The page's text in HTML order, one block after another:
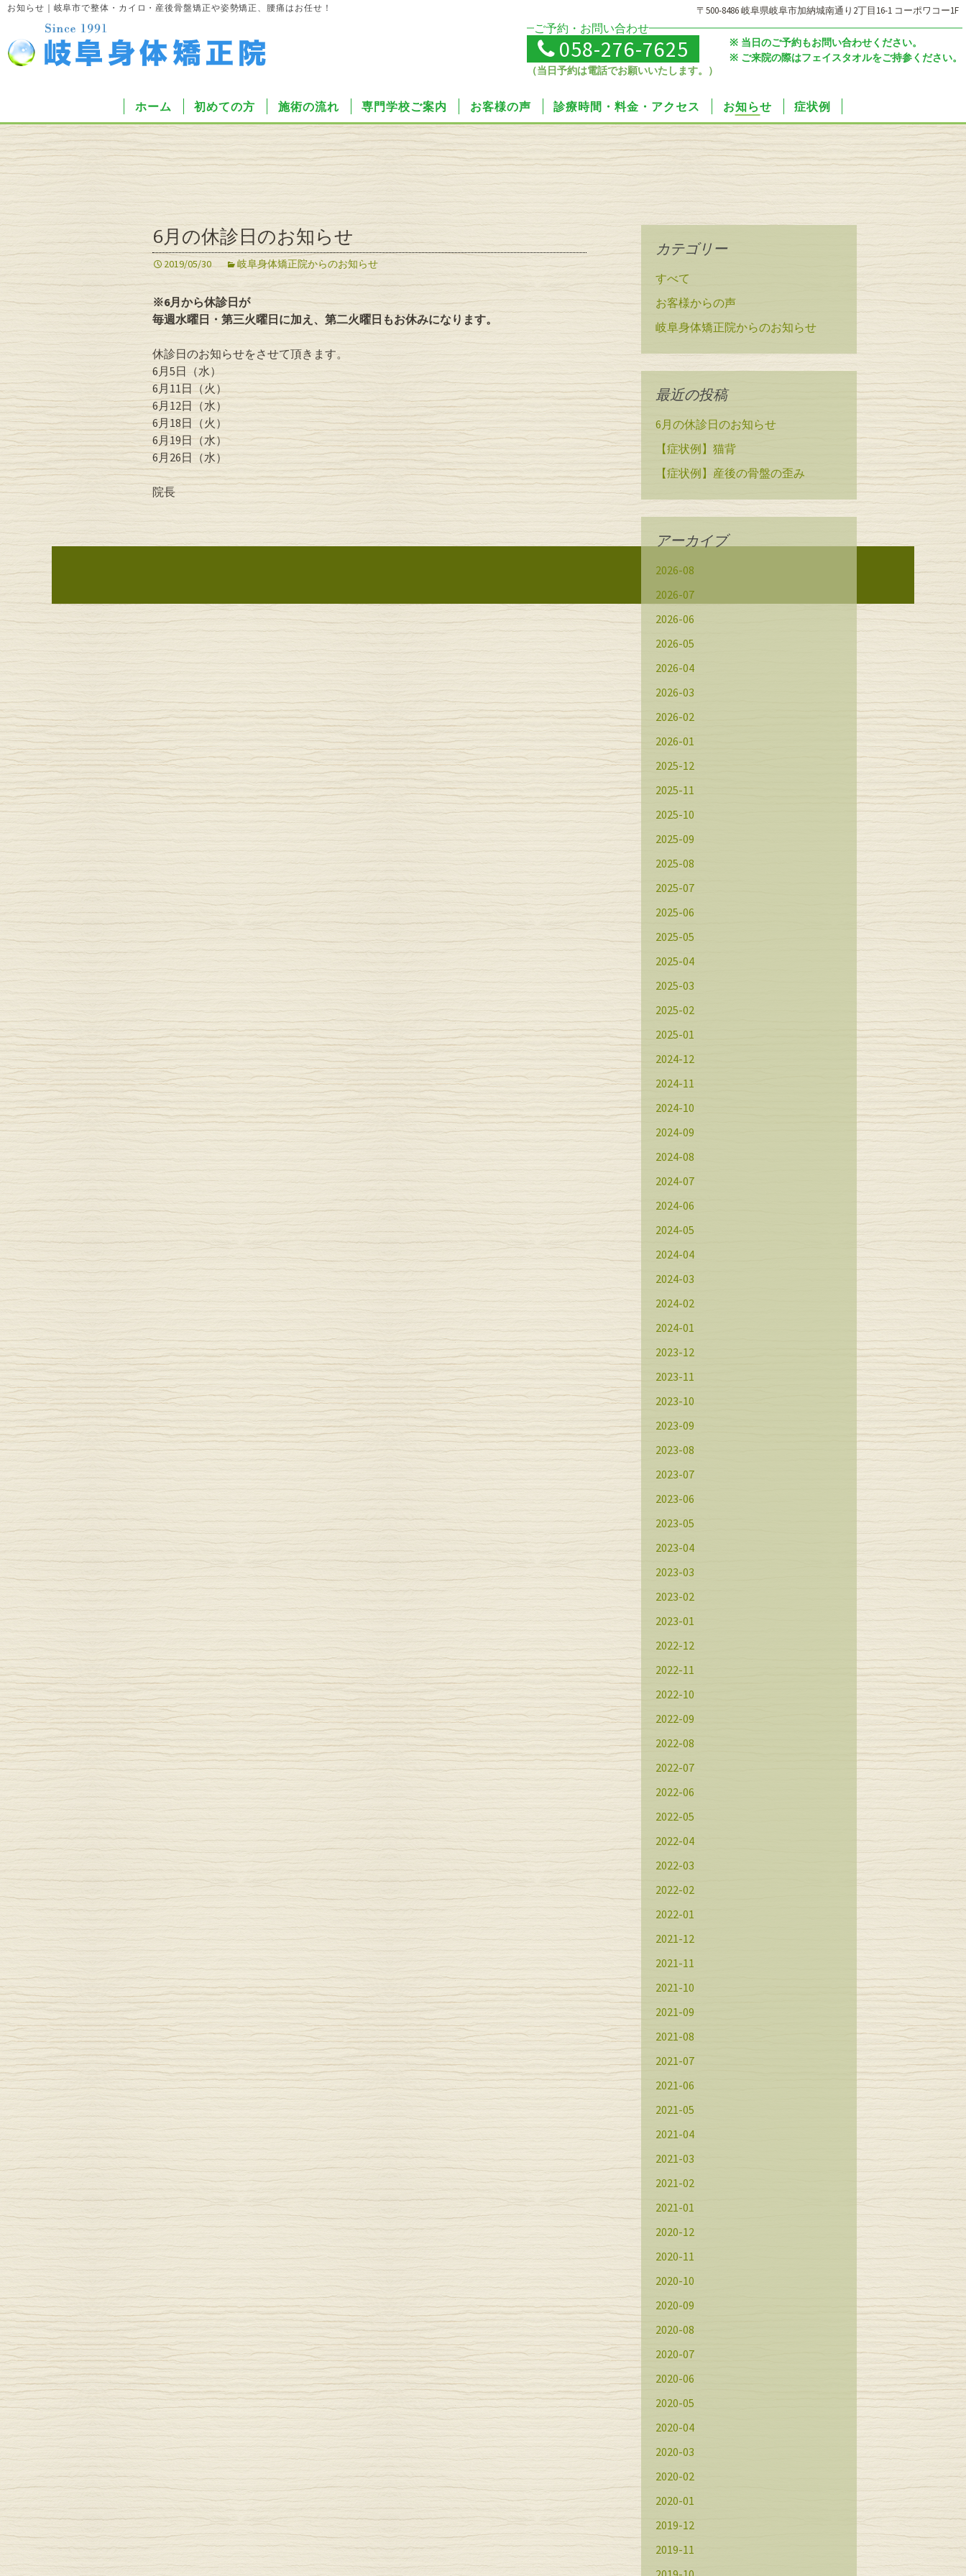
お知らせ｜岐阜市で整体・カイロ・産後骨盤矯正や姿勢矯正、腰痛はお任せ！ 〒500-8486 岐阜県岐阜市加納城南通り2丁目16-1 コーポワコー1F
ご予約・お問い合わせ
058-276-7625
（当日予約は電話でお願いいたします。）
当日のご予約もお問い合わせください。
ご来院の際はフェイスタオルをご持参ください。
ホーム 初めての方 施術の流れ 専門学校ご案内 お客様の声 診療時間・料金・アクセス お知らせ 症状例
6月の休診日のお知らせ
2019/05/30 岐阜身体矯正院からのお知らせ
※6月から休診日が
毎週水曜日・第三火曜日に加え、第二火曜日もお休みになります。
休診日のお知らせをさせて頂きます。
6月5日（水）
6月11日（火）
6月12日（水）
6月18日（火）
6月19日（水）
6月26日（水）
院長
投稿ナビゲーション
カテゴリー
すべて
お客様からの声
岐阜身体矯正院からのお知らせ
最近の投稿
6月の休診日のお知らせ
【症状例】猫背
【症状例】産後の骨盤の歪み
アーカイブ
2026-08
2026-07
2026-06
2026-05
2026-04
2026-03
2026-02
2026-01
2025-12
2025-11
2025-10
2025-09
2025-08
2025-07
2025-06
2025-05
2025-04
2025-03
2025-02
2025-01
2024-12
2024-11
2024-10
2024-09
2024-08
2024-07
2024-06
2024-05
2024-04
2024-03
2024-02
2024-01
2023-12
2023-11
2023-10
2023-09
2023-08
2023-07
2023-06
2023-05
2023-04
2023-03
2023-02
2023-01
2022-12
2022-11
2022-10
2022-09
2022-08
2022-07
2022-06
2022-05
2022-04
2022-03
2022-02
2022-01
2021-12
2021-11
2021-10
2021-09
2021-08
2021-07
2021-06
2021-05
2021-04
2021-03
2021-02
2021-01
2020-12
2020-11
2020-10
2020-09
2020-08
2020-07
2020-06
2020-05
2020-04
2020-03
2020-02
2020-01
2019-12
2019-11